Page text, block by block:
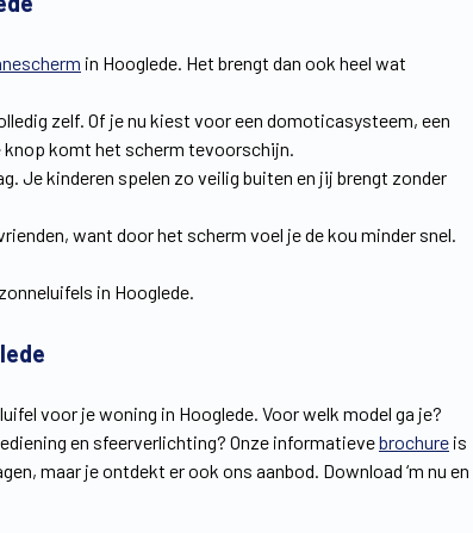
in Hooglede. Het brengt dan ook heel wat
zelf. Of je nu kiest voor een domoticasysteem, een
knop komt het scherm tevoorschijn.
Je kinderen spelen zo veilig buiten en jij brengt zonder
want door het scherm voel je de kou minder snel.
in Hooglede.
voor je woning in Hooglede. Voor welk model ga je?
en sfeerverlichting? Onze informatievebrochure is
maar je ontdekt er ook ons aanbod. Download ‘m nu en